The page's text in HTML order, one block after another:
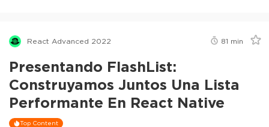
React Advanced 2022 81 min
Presentando FlashList:
Construyamos Juntos Una Lista
Performante En React Native
Top Content